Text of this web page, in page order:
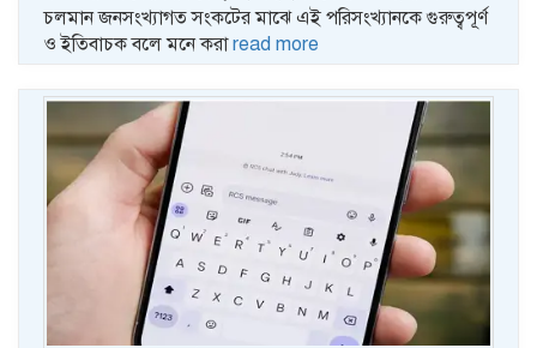
চলমান জনসংখ্যাগত সংকটের মাঝে এই পরিসংখ্যানকে গুরুত্বপূর্ণ
ও ইতিবাচক বলে মনে করাread more